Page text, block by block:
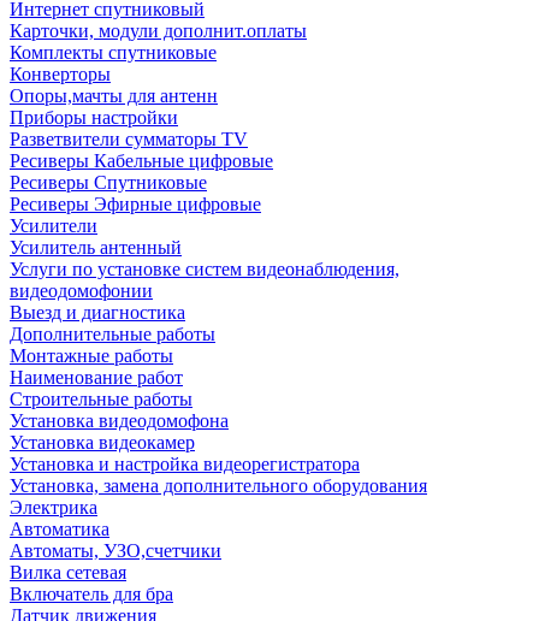
Интернет спутниковый
Карточки, модули дополнит.оплаты
Комплекты спутниковые
Конверторы
Опоры,мачты для антенн
Приборы настройки
Разветвители сумматоры TV
Ресиверы Кабельные цифровые
Ресиверы Спутниковые
Ресиверы Эфирные цифровые
Усилители
Усилитель антенный
Услуги по установке систем видеонаблюдения,
видеодомофонии
Выезд и диагностика
Дополнительные работы
Монтажные работы
Наименование работ
Строительные работы
Установка видеодомофона
Установка видеокамер
Установка и настройка видеорегистратора
Установка, замена дополнительного оборудования
Электрика
Автоматика
Автоматы, УЗО,счетчики
Вилка сетевая
Включатель для бра
Датчик движения